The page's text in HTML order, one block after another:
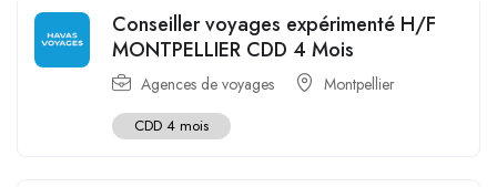
Conseiller voyages expérimenté H/F
MONTPELLIER CDD 4 Mois
Agences de voyages Montpellier
CDD 4 mois